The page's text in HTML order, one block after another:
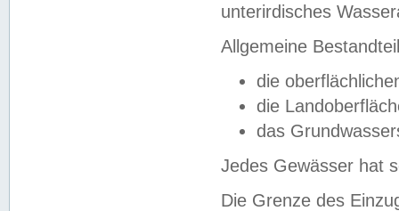
unterirdisches
Allgemeine
die
die
das
Jedes Gewässer hat
Die Grenze des